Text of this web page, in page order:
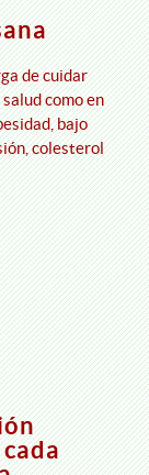
de cuidar
como en
bajo
colesterol